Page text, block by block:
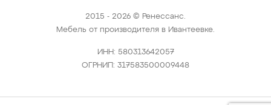
2015 - 2026 © Ренессанс.
Мебель от производителя в Ивантеевке.
ИНН: 580313642057
ОГРНИП: 317583500009448